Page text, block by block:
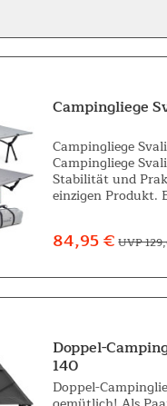
Campingliege
Campingliege
Campingliege
Stabilität und
einzigen Produkt.
Diese...
84,95 € UVP
Doppel-
140
Doppel-